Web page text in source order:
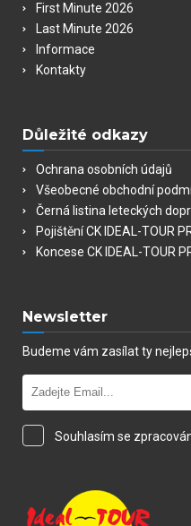
First Minute 2026
Last Minute 2026
Informace
Kontakty
Důležité odkazy
Ochrana osobních údajů
Všeobecné obchodní
Černá listina leteckých
Pojištění CK IDEAL-TOUR
Koncese CK IDEAL-TOUR
Newsletter
Budeme vám zasílat ty
Souhlasím se